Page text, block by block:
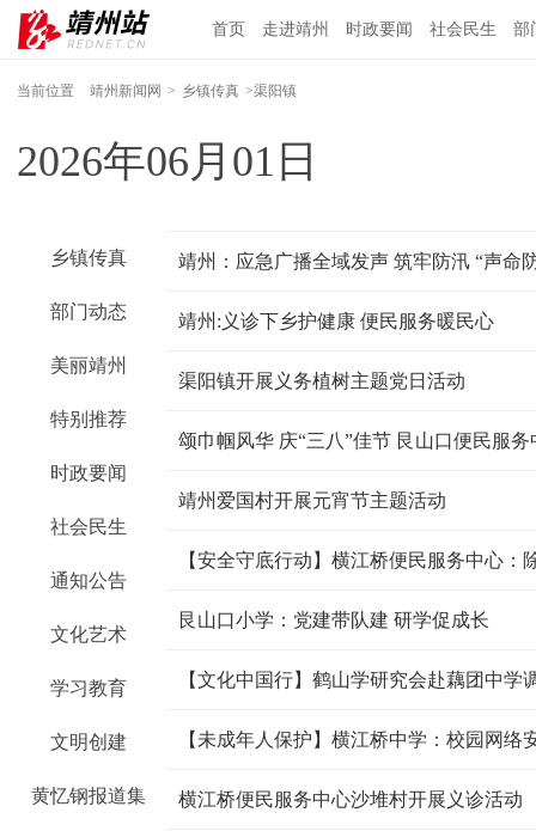
首页 走进靖州 时政要闻 社会民生 部
当前位置 靖州新闻网 > 乡镇传真 >渠阳镇
2026年06月01日
乡镇传真
部门动态
美丽靖州
特别推荐
时政要闻
社会民生
通知公告
文化艺术
学习教育
文明创建
黄忆钢报道集
靖州：应急广播全域发声 筑牢防汛 “声命
靖州:义诊下乡护健康 便民服务暖民心
渠阳镇开展义务植树主题党日活动
颂巾帼风华 庆“三八”佳节 艮山口便民服
靖州爱国村开展元宵节主题活动
【安全守底行动】横江桥便民服务中心
艮山口小学：党建带队建 研学促成长
【文化中国行】鹤山学研究会赴藕团中学
【未成年人保护】横江桥中学：校园网络
横江桥便民服务中心沙堆村开展义诊活动